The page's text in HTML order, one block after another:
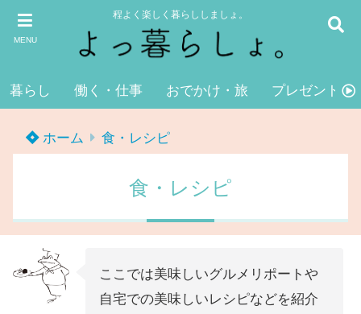
MENU
程よく楽しく暮らししましょ。
暮らし 働く・仕事 おでかけ・旅 プレゼント・
ホーム 食・レシピ
食・レシピ
ここでは美味しいグルメリポートや
自宅での美味しいレシピなどを紹介